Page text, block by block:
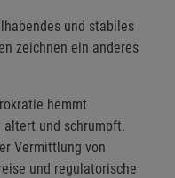
und stabiles
zeichnen ein anderes
hemmt
altert und schrumpft.
Vermittlung von
und regulatorische